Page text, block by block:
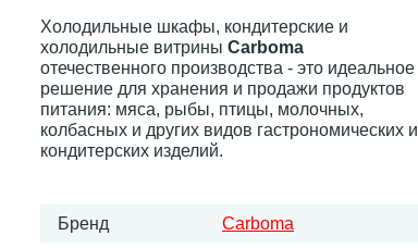
Холодильные шкафы, кондитерские и
холодильные витрины Carboma
отечественного производства - это идеальное
решение для хранения и продажи продуктов
питания: мяса, рыбы, птицы, молочных,
колбасных и других видов гастрономических и
кондитерских изделий.
Бренд Carboma